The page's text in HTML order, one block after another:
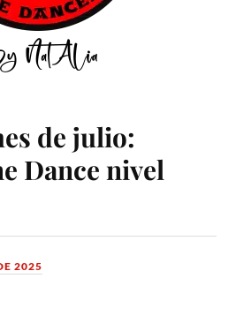
de julio:
Dance nivel
2025